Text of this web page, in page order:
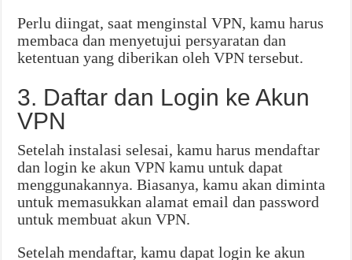
Perlu diingat, saat menginstal VPN, kamu harus
membaca dan menyetujui persyaratan dan
ketentuan yang diberikan oleh VPN tersebut.
3. Daftar dan Login ke Akun
VPN
Setelah instalasi selesai, kamu harus mendaftar
dan login ke akun VPN kamu untuk dapat
menggunakannya. Biasanya, kamu akan diminta
untuk memasukkan alamat email dan password
untuk membuat akun VPN.
Setelah mendaftar, kamu dapat login ke akun